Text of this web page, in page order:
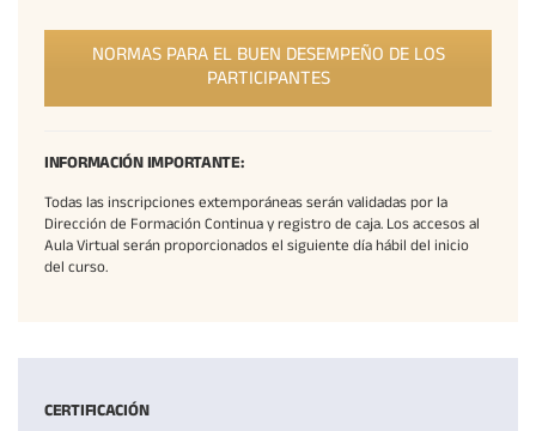
NORMAS PARA EL BUEN DESEMPEÑO DE LOS
PARTICIPANTES
INFORMACIÓN IMPORTANTE:
Todas las inscripciones extemporáneas serán validadas por la
Dirección de Formación Continua y registro de caja. Los accesos al
Aula Virtual serán proporcionados el siguiente día hábil del inicio
del curso.
CERTIFICACIÓN